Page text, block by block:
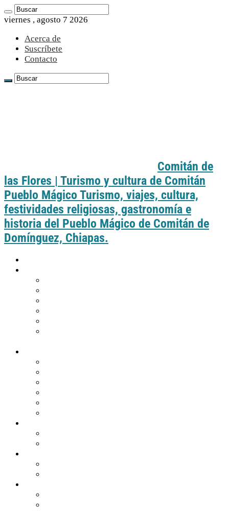
viernes , agosto 7 2026
Acerca de
Suscríbete
Contacto
Comitán de
las Flores | Turismo y cultura de Comitán
Pueblo Mágico Turismo, viajes, cultura,
festividades religiosas, gastronomía e
historia del Pueblo Mágico de Comitán de
Domínguez, Chiapas.